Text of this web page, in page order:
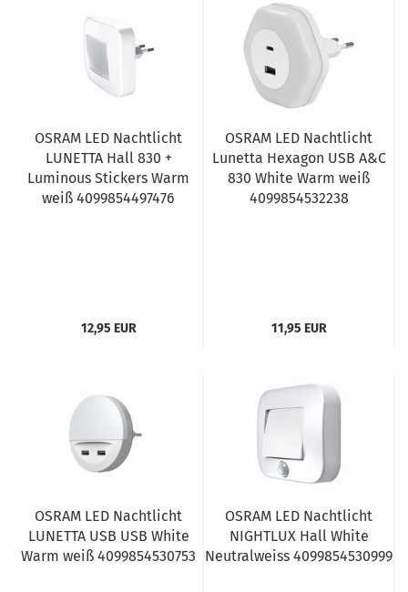
OSRAM LED Nachtlicht
LUNETTA Hall 830 +
Luminous Stickers Warm
weiß 4099854497476
12,95 EUR
OSRAM LED Nachtlicht
Lunetta Hexagon USB A&C
830 White Warm weiß
4099854532238
11,95 EUR
OSRAM LED Nachtlicht
LUNETTA USB USB White
Warm weiß 4099854530753
OSRAM LED Nachtlicht
NIGHTLUX Hall White
Neutralweiss 4099854530999